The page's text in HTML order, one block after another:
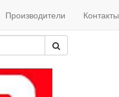
Производители Контакты